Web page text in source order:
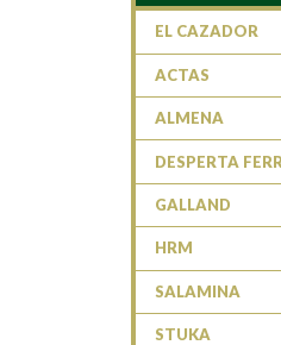
EL CAZADOR
ACTAS
ALMENA
DESPERTA
GALLAND
HRM
SALAMINA
STUKA